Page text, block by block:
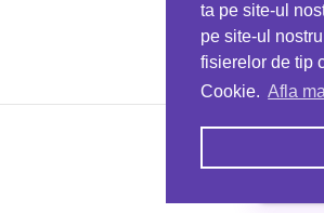
ta pe site-ul
pe site-ul
fisierelor de tip
Cookie. Afla
reducere la orice comandă
EATNTRACK
Ai